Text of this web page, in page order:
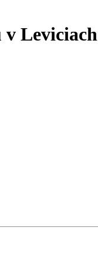
v Leviciach